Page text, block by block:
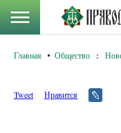
Главная Общество :
Tweet Нравится